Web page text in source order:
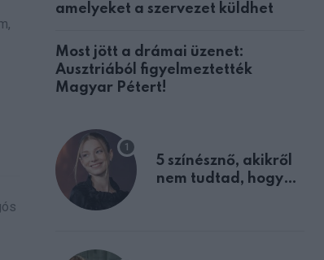
amelyeket a szervezet küldhet
Most jött a drámai üzenet:
Ausztriából figyelmeztették
Magyar Pétert!
5 színésznő, akikről
nem tudtad, hogy